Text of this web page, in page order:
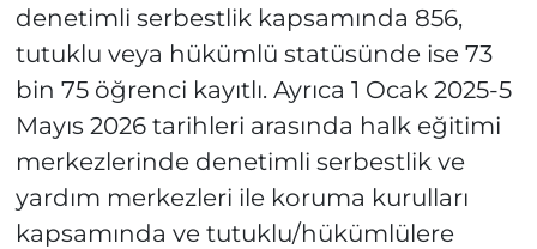
denetimli serbestlik kapsamında 856,
tutuklu veya hükümlü statüsünde ise 73
bin 75 öğrenci kayıtlı. Ayrıca 1 Ocak 2025-5
Mayıs 2026 tarihleri arasında halk eğitimi
merkezlerinde denetimli serbestlik ve
yardım merkezleri ile koruma kurulları
kapsamında ve tutuklu/hükümlülere